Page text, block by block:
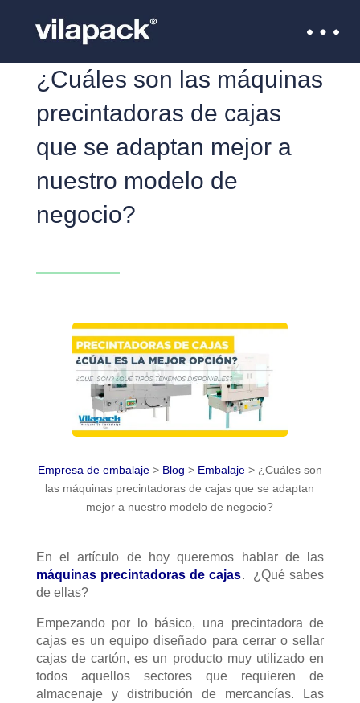
¿Cuáles son las máquinas
precintadoras de cajas
que se adaptan mejor a
nuestro modelo de
negocio?
Empresa de embalaje> Blog > Embalaje> ¿Cuáles son
las máquinas precintadoras de cajas que se adaptan
mejor a nuestro modelo de negocio?
En el artículo de hoy queremos hablar de las
máquinas precintadoras de cajas. ¿Qué sabes
de ellas?
Empezando por lo básico, una precintadora de
cajas es un equipo diseñado para cerrar o sellar
cajas de cartón, es un producto muy utilizado en
todos aquellos sectores que requieren de
almacenaje y distribución de mercancías. Las